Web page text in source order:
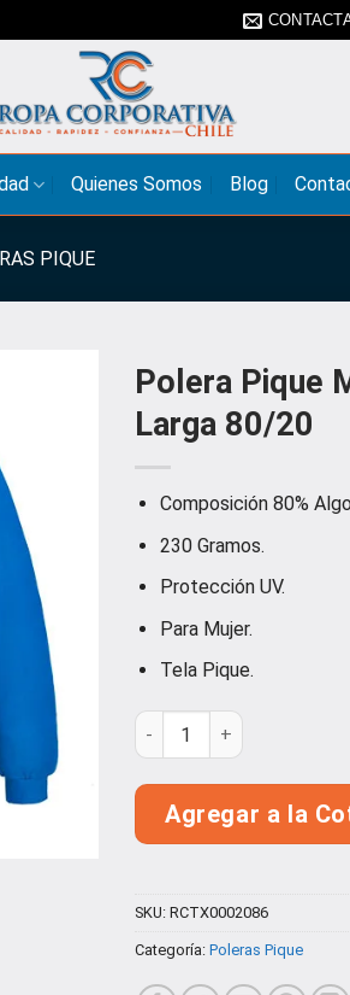
Quienes Somos Blog
PIQUE
Polera Pique
Larga 80/20
Composición 80%
230 Gramos.
Protección UV.
Para Mujer.
Tela Pique.
Polera Pique Mujer
Agregar a la
SKU: RCTX0002086
Categoría: Poleras Pique